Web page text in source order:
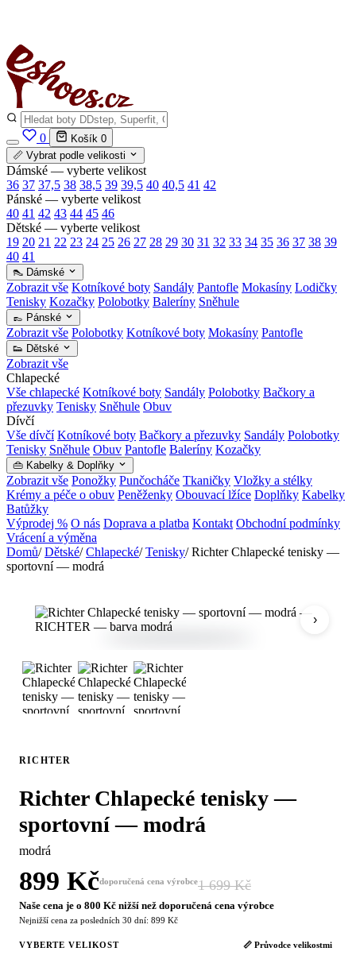
0 Košík 0
📏 Vybrat podle velikosti
Dámské — vyberte velikost
36 37 37,5 38 38,5 39 39,5 40 40,5 41 42
Pánské — vyberte velikost
40 41 42 43 44 45 46
Dětské — vyberte velikost
19 20 21 22 23 24 25 26 27 28 29 30 31 32 33 34 35 36 37 38 39
40 41
👠 Dámské
Zobrazit vše Kotníkové boty Sandály Pantofle Mokasíny Lodičky
Tenisky Kozačky Polobotky Baleríny Sněhule
👞 Pánské
Zobrazit vše Polobotky Kotníkové boty Mokasíny Pantofle
👟 Dětské
Zobrazit vše
Chlapecké
Vše chlapecké Kotníkové boty Sandály Polobotky Bačkory a
přezuvky Tenisky Sněhule Obuv
Dívčí
Vše dívčí Kotníkové boty Bačkory a přezuvky Sandály Polobotky
Tenisky Sněhule Obuv Pantofle Baleríny Kozačky
👜 Kabelky & Doplňky
Zobrazit vše Ponožky Punčocháče Tkaničky Vložky a stélky
Krémy a péče o obuv Peněženky Obouvací lžíce Doplňky Kabelky
Batůžky
Výprodej % O nás Doprava a platba Kontakt Obchodní podmínky
Vrácení a výměna
Domů/ Dětské/ Chlapecké/ Tenisky/ Richter Chlapecké tenisky —
sportovní — modrá
›
RICHTER
Richter Chlapecké tenisky —
sportovní — modrá
modrá
899 Kčdoporučená cena výrobce1 699 Kč
Naše cena je o 800 Kč nižší než doporučená cena výrobce
Nejnižší cena za posledních 30 dní: 899 Kč
VYBERTE VELIKOST 📏 Průvodce velikostmi